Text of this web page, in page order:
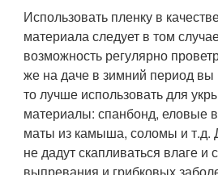
Использовать пленку в
материала следует в том
возможность регулярно
же на даче в зимний период вы
то лучше использовать для
материалы: спанбонд, еловые
маты из камыша, соломы и
не дадут скапливаться влаге
выпревания и грибковых